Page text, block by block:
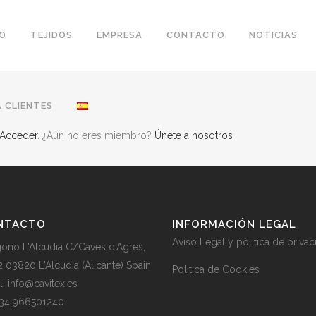
TEJIDOS EMPRESA CONTACTO NOTICIAS
CLIENTES
Acceder. ¿Aún no eres miembro? Únete a nosotros
L'Alcudia C/Caves d'Agres,
03820 L'Alcudia (Alicante) Spain
info@cavitex.es
966501240
INFORMACIÓN LEGAL
Aviso Legal y pólitica de
Politica de Cookies